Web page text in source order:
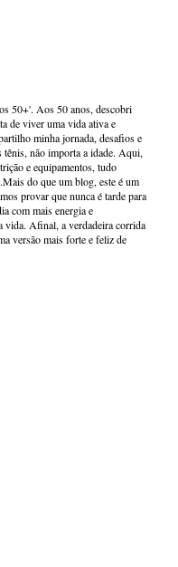
50+'. Aos 50 anos, descobri
de viver uma vida ativa e
minha jornada, desafios e
tênis, não importa a idade. Aqui,
e equipamentos, tudo
do que um blog, este é um
provar que nunca é tarde para
com mais energia e
vida. Afinal, a verdadeira corrida
versão mais forte e feliz de